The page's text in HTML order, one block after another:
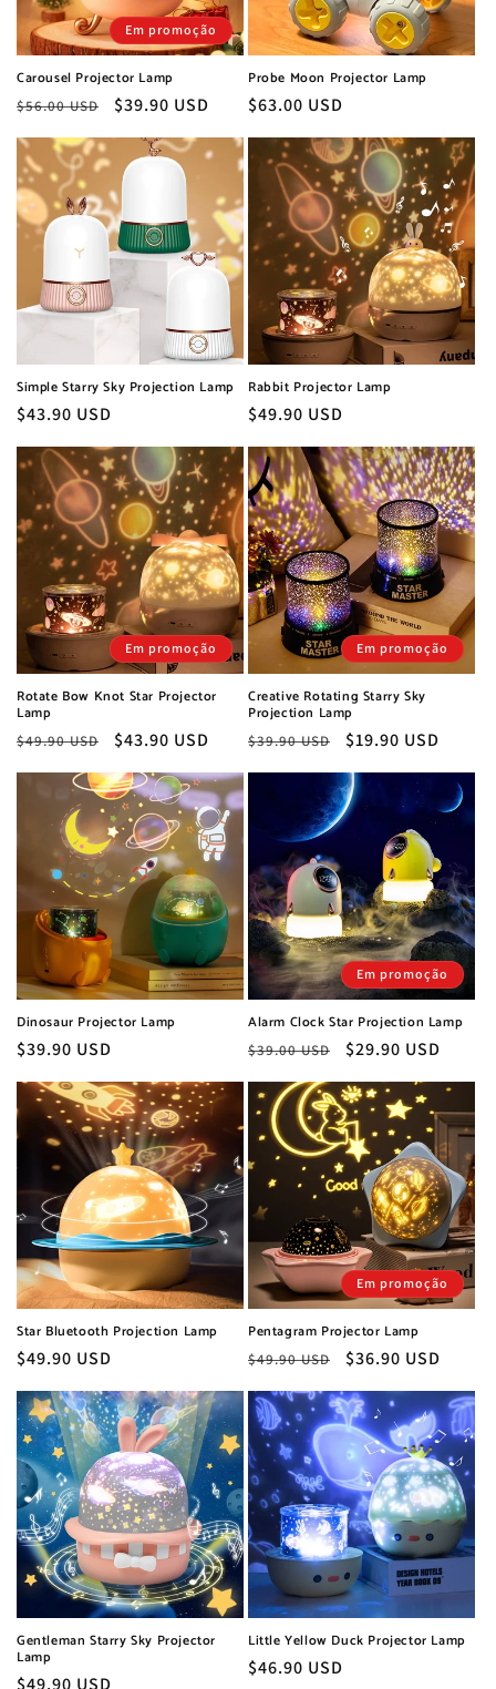
Em promoção
Carousel Projector Lamp
Preço
$56.00 USD
Preço
saldo
$39.90 USD
Probe Moon Projector Lamp
Preço
$63.00 USD
Simple Starry Sky Projection Lamp
Preço
$43.90 USD
Rabbit Projector Lamp
Preço
$49.90 USD
Em promoção
Rotate Bow Knot Star Projector
Lamp
Preço
$49.90 USD
Preço
saldo
$43.90 USD
Em promoção
Creative Rotating Starry Sky
Projection Lamp
Preço
$39.90 USD
Preço
saldo
$19.90 USD
Dinosaur Projector Lamp
Preço
$39.90 USD
Em promoção
Alarm Clock Star Projection Lamp
Preço
$39.00 USD
Preço
saldo
$29.90 USD
Star Bluetooth Projection Lamp
Preço
$49.90 USD
Em promoção
Pentagram Projector Lamp
Preço
$49.90 USD
Preço
saldo
$36.90 USD
Gentleman Starry Sky Projector
Lamp
Preço
$49.90 USD
Little Yellow Duck Projector Lamp
Preço
$46.90 USD